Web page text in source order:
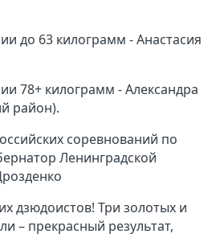
до 63 килограмм - Анастасия
78+ килограмм - Александра
район).
соревнований по
Ленинградской
дзюдоистов! Три золотых и
– прекрасный результат,